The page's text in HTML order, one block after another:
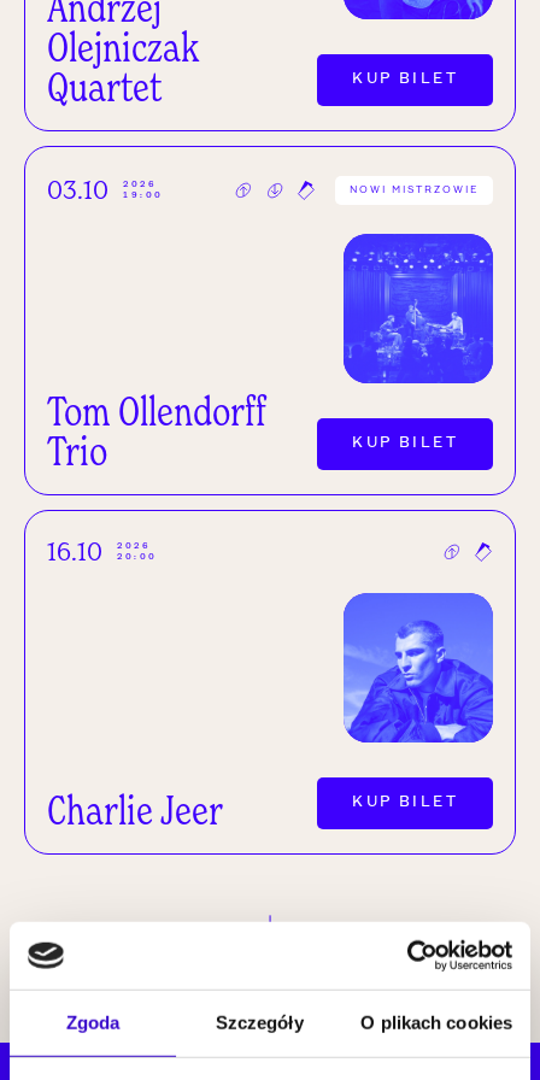
Zgoda Szczegóły O plikach cookies
Olejniczak
Quartet
KUP BILET
03.10
2026
19:00
NOWI MISTRZOWIE
Tom Ollendorff
Trio
KUP BILET
16.10
2026
20:00
Charlie Jeer KUP BILET